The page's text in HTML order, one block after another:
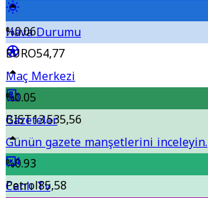
Hava Durumu
Maç Merkezi
Gazeteler
Günün gazete manşetlerini inceleyin.
Canlı Tv
%0.06
EURO54,77
%0.05
BIST13.535,56
%0.93
Petrol85,58